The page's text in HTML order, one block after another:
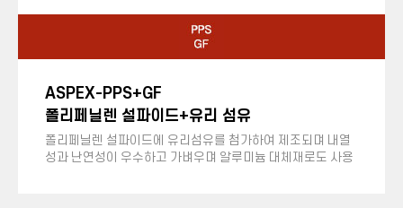
ASPEX-PPS+GF
폴리페닐렌 설파이드+유리 섬유
폴리페닐렌 설파이드에 유리섬유를 첨가하여 제조되며 내열
성과 난연성이 우수하고 가벼우며 알루미늄 대체재로도 사용